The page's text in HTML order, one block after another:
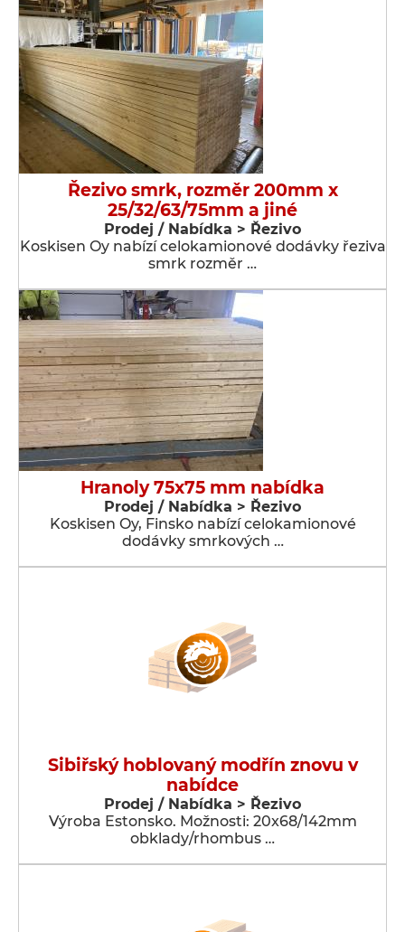
Řezivo smrk, rozměr 200mm x
25/32/63/75mm a jiné
Prodej / Nabídka > Řezivo
Koskisen Oy nabízí celokamionové dodávky řeziva
smrk rozměr …
Hranoly 75x75 mm nabídka
Prodej / Nabídka > Řezivo
Koskisen Oy, Finsko nabízí celokamionové
dodávky smrkových …
Sibiřský hoblovaný modřín znovu v
nabídce
Prodej / Nabídka > Řezivo
Výroba Estonsko. Možnosti: 20x68/142mm
obklady/rhombus …